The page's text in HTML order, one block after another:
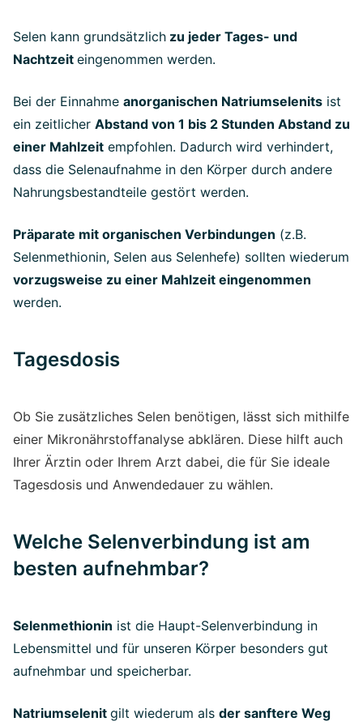
Selen kann grundsätzlich zu jeder Tages- und
Nachtzeit eingenommen werden.
Bei der Einnahme anorganischen Natriumselenits ist
ein zeitlicher Abstand von 1 bis 2 Stunden Abstand zu
einer Mahlzeit empfohlen. Dadurch wird verhindert,
dass die Selenaufnahme in den Körper durch andere
Nahrungsbestandteile gestört werden.
Präparate mit organischen Verbindungen (z.B.
Selenmethionin, Selen aus Selenhefe) sollten wiederum
vorzugsweise zu einer Mahlzeit eingenommen
werden.
Tagesdosis
Ob Sie zusätzliches Selen benötigen, lässt sich mithilfe
einer Mikronährstoffanalyse abklären. Diese hilft auch
Ihrer Ärztin oder Ihrem Arzt dabei, die für Sie ideale
Tagesdosis und Anwendedauer zu wählen.
Welche Selenverbindung ist am
besten aufnehmbar?
Selenmethionin ist die Haupt-Selenverbindung in
Lebensmittel und für unseren Körper besonders gut
aufnehmbar und speicherbar.
Natriumselenit gilt wiederum als der sanftere Weg